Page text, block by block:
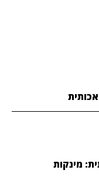
מינקות